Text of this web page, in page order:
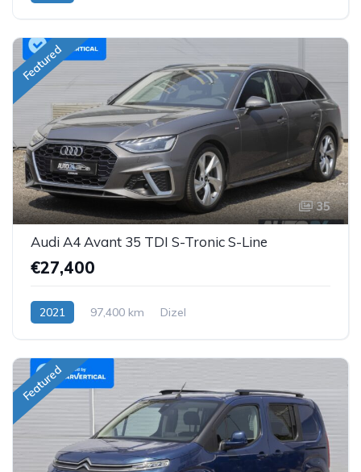
Featured
35
Audi A4 Avant 35 TDI S-Tronic S-Line
€27,400
2021 97,400 km Dizel
Featured